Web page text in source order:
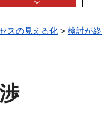
スの見える化 > 検討が